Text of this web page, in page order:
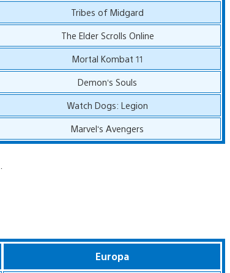
Tribes of Midgard
The Elder Scrolls Online
Mortal Kombat 11
Demon‘s Souls
Watch Dogs: Legion
Marvel‘s Avengers
Europa